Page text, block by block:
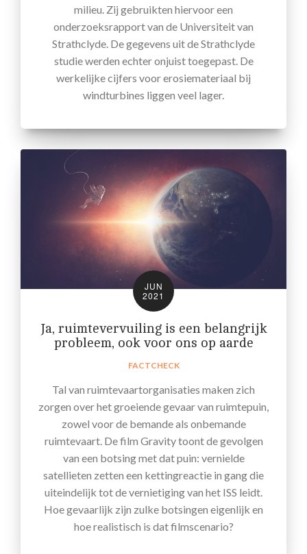
milieu. Zij gebruikten hiervoor een
onderzoeksrapport van de Universiteit van
Strathclyde. De gegevens uit de Strathclyde
studie werden echter onjuist toegepast. De
werkelijke cijfers voor erosiemateriaal bij
windturbines liggen veel lager.
JUN
2021
Ja, ruimtevervuiling is een belangrijk
probleem, ook voor ons op aarde
FACTCHECK
Tal van ruimtevaartorganisaties maken zich
zorgen over het groeiende gevaar van ruimtepuin,
zowel voor de bemande als onbemande
ruimtevaart. De film Gravity toont de gevolgen
van een botsing met dat puin: vernielde
satellieten zetten een kettingreactie in gang die
uiteindelijk tot de vernietiging van het ISS leidt.
Hoe gevaarlijk zijn zulke botsingen eigenlijk en
hoe realistisch is dat filmscenario?